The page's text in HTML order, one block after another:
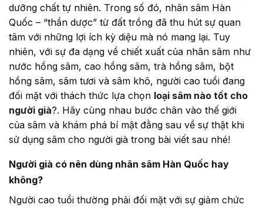
dưỡng chất tự nhiên. Trong số đó, nhân sâm Hàn
Quốc – “thần dược” từ đất trồng đã thu hút sự quan
tâm với những lợi ích kỳ diệu mà nó mang lại. Tuy
nhiên, với sự đa dạng về chiết xuất của nhân sâm như
nước hồng sâm, cao hồng sâm, trà hồng sâm, bột
hồng sâm, sâm tươi và sâm khô, người cao tuổi đang
đối mặt với thách thức lựa chọn loại sâm nào tốt cho
người già?. Hãy cùng nhau bước chân vào thế giới
của sâm và khám phá bí mật đằng sau về sự thật khi
sử dụng sâm cho người già trong bài viết sau nhé!
Người già có nên dùng nhân sâm Hàn Quốc hay
không?
Người cao tuổi thường phải đối mặt với sự giảm chức